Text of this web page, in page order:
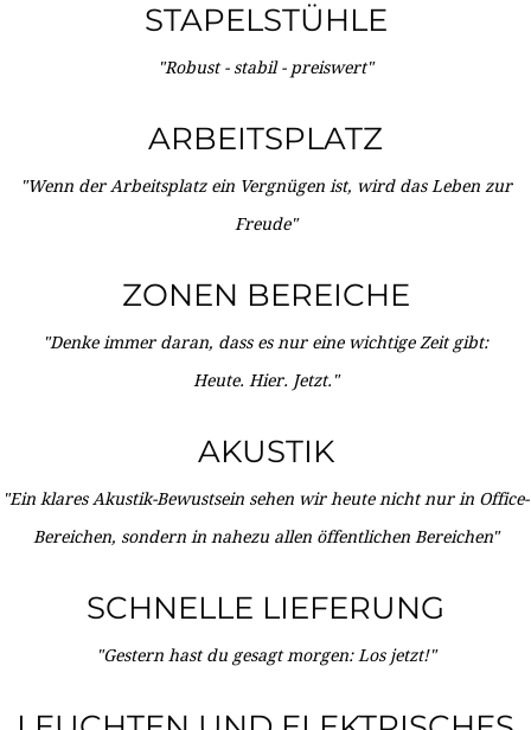
STAPELSTÜHLE
"Robust - stabil - preiswert"
ARBEITSPLATZ
"Wenn der Arbeitsplatz ein Vergnügen ist, wird das Leben zur
Freude"
ZONEN BEREICHE
"Denke immer daran, dass es nur eine wichtige Zeit gibt:
Heute. Hier. Jetzt."
AKUSTIK
"Ein klares Akustik-Bewustsein sehen wir heute nicht nur in Office-
Bereichen, sondern in nahezu allen öffentlichen Bereichen"
SCHNELLE LIEFERUNG
"Gestern hast du gesagt morgen: Los jetzt!"